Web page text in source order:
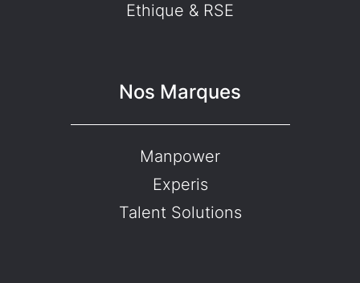
Ethique & RSE
Nos Marques
Manpower
Experis
Talent Solutions